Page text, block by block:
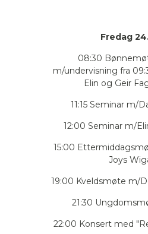
Fredag
08:30
m/undervisning fra
Elin og Geir
11:15 Seminar m/
12:00 Seminar m/
15:00
Joys
19:00 Kveldsmøte m/
21:30
22:00 Konsert med